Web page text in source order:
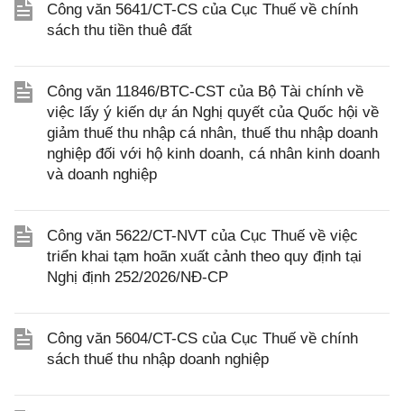
Công văn 5641/CT-CS của Cục Thuế về chính
sách thu tiền thuê đất
Công văn 11846/BTC-CST của Bộ Tài chính về
việc lấy ý kiến dự án Nghị quyết của Quốc hội về
giảm thuế thu nhập cá nhân, thuế thu nhập doanh
nghiệp đối với hộ kinh doanh, cá nhân kinh doanh
và doanh nghiệp
Công văn 5622/CT-NVT của Cục Thuế về việc
triển khai tạm hoãn xuất cảnh theo quy định tại
Nghị định 252/2026/NĐ-CP
Công văn 5604/CT-CS của Cục Thuế về chính
sách thuế thu nhập doanh nghiệp